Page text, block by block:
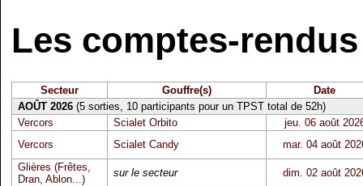
Les comptes-
Secteur Gouffre(s)
Date
AOÛT 2026(5 sorties, 10 participants pour un TPST total de 52h)
Vercors
Scialet Orbito
jeu. 06 août
Vercors
Scialet Candy
mar. 04 août
Glières (Frêtes,
Dran, Ablon...)
sur le secteur
dim. 02 août